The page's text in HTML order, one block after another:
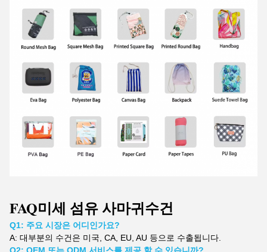
FAQ미세 섬유 사마귀수건
Q1: 주요 시장은 어디인가요?
A: 대부분의 수건은 미국, CA, EU, AU 등으로 수출됩니다.